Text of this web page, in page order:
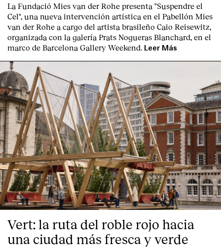
English Español Italiano Català
La Fundació Mies van der Rohe presenta "Suspendre el
Cel", una nueva intervención artística en el Pabellón Mies
van der Rohe a cargo del artista brasileño Caio Reisewitz,
organizada con la galería Prats Nogueras Blanchard, en el
marco de Barcelona Gallery Weekend. Leer Más
Vert: la ruta del roble rojo hacia
una ciudad más fresca y verde